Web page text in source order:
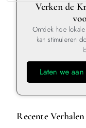
Verken de
Ontdek hoe
kan stimuleren
Laten we
Recente